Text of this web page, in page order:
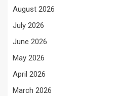
August 2026
July 2026
June 2026
May 2026
April 2026
March 2026